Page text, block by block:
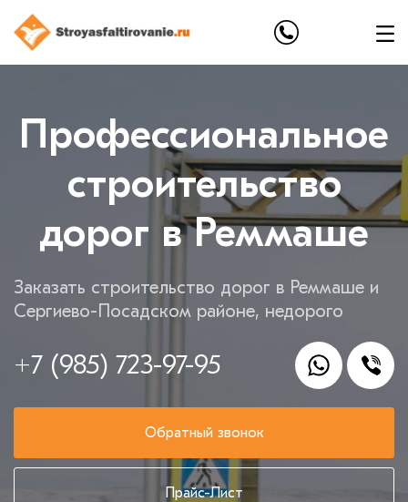
Профессиональное
строительство
дорог в Реммаше
Заказать строительство дорог в Реммаше и
Сергиево-Посадском районе, недорого
+7 (985) 723-97-95
Обратный звонок
Прайс-Лист